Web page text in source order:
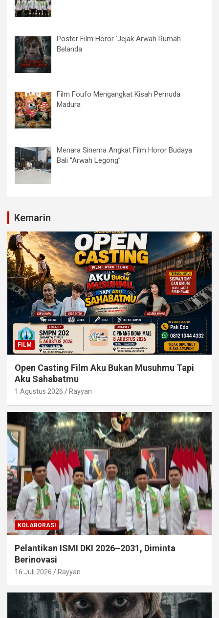
Poster Film Horor ‘Jejak Arwah Rumah
Belanda
Film Foufo Mengangkat Kisah Pemuda
Madura
Menara Sinema Angkat Film Horor Budaya
Bali “Arwah Legong”
Kemarin
FILM
Open Casting Film Aku Bukan Musuhmu Tapi
Aku Sahabatmu
1 Agustus 2026 Rayyan
KOLABORASI
Pelantikan ISMI DKI 2026–2031, Diminta
Berinovasi
16 Juli 2026 Rayyan